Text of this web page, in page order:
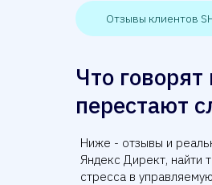
Ниже - отзывы и
Яндекс Директ, найти
стресса в
Что
перестают
Отзывы клиентов